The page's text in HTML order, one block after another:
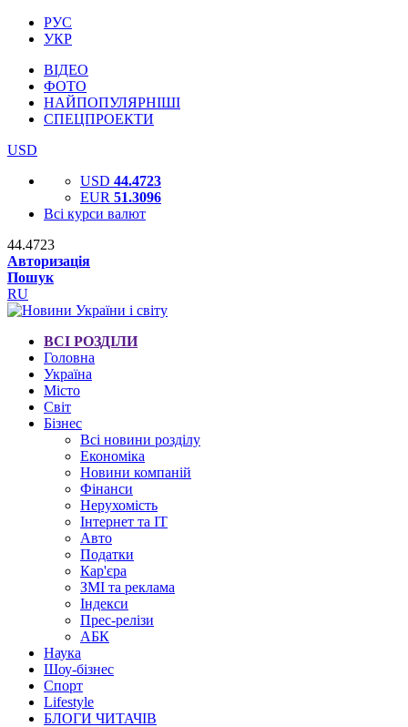
РУС
УКР
ВІДЕО
ФОТО
НАЙПОПУЛЯРНІШІ
СПЕЦПРОЕКТИ
USD
USD 44.4723
EUR 51.3096
Всі курси валют
44.4723
Авторизація
Пошук
RU
ВСІ РОЗДІЛИ
Головна
Україна
Місто
Світ
Бізнес
Всі новини розділу
Економіка
Новини компаній
Фінанси
Нерухомість
Інтернет та IT
Авто
Податки
Кар'єра
ЗМІ та реклама
Індекси
Прес-релізи
АБК
Наука
Шоу-бізнес
Спорт
Lifestyle
БЛОГИ ЧИТАЧІВ